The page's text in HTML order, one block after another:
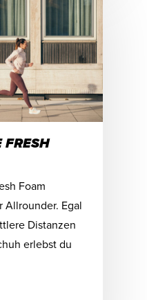
FRESH
Foam
Allrounder. Egal
Distanzen
erlebst du